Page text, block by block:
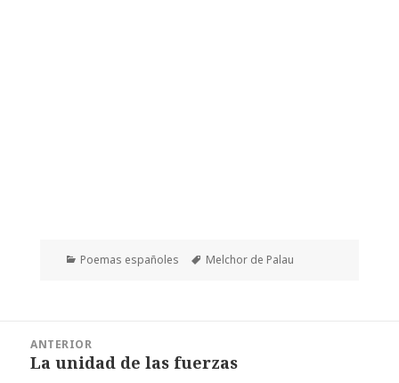
Categorías
Poemas españoles Etiquetas
Melchor de Palau
entradas
ANTERIOR
Entrada
La unidad de las fuerzas